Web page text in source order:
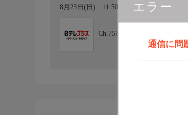
エラー
通信に問
8月23日(日) 11:50〜12:00 カレン
Ch.757